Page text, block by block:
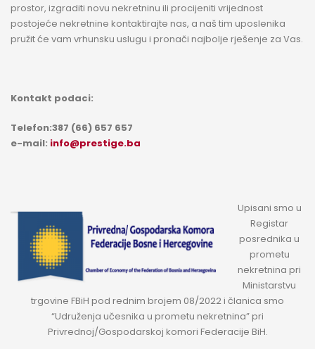
prostor, izgraditi novu nekretninu ili procijeniti vrijednost
postojeće nekretnine kontaktirajte nas, a naš tim uposlenika
pružit će vam vrhunsku uslugu i pronači najbolje rješenje za Vas.
Kontakt podaci:
Telefon:387 (66) 657 657
e-mail: info@prestige.ba
Upisani smo u
Registar
posrednika u
prometu
nekretnina pri
Ministarstvu
trgovine FBiH pod rednim brojem 08/2022 i članica smo
“Udruženja učesnika u prometu nekretnina” pri
Privrednoj/Gospodarskoj komori Federacije BiH.